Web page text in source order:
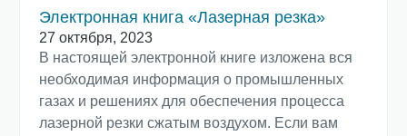
Электронная книга «Лазерная резка»
27 октября, 2023
В настоящей электронной книге изложена вся
необходимая информация о промышленных
газах и решениях для обеспечения процесса
лазерной резки сжатым воздухом. Если вам